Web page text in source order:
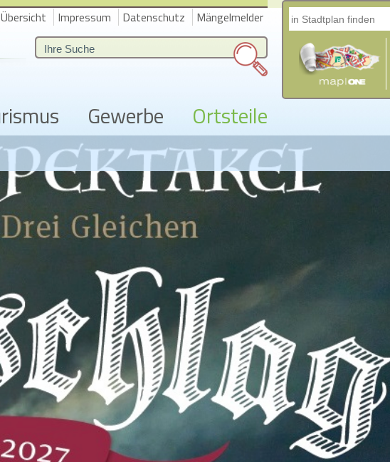
Übersicht Impressum Datenschutz Mängelmelder
Gewerbe Ortsteile